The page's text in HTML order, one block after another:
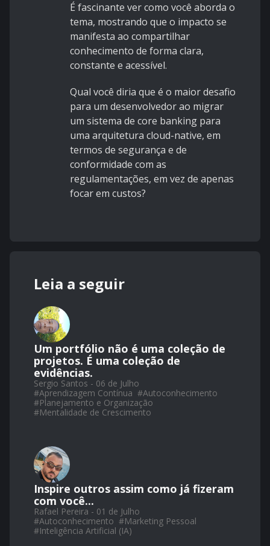
É fascinante ver como você aborda o
tema, mostrando que o impacto se
manifesta ao compartilhar
conhecimento de forma clara,
constante e acessível.
Qual você diria que é o maior desafio
para um desenvolvedor ao migrar
um sistema de core banking para
uma arquitetura cloud-native, em
termos de segurança e de
conformidade com as
regulamentações, em vez de apenas
focar em custos?
Leia a seguir
Um portfólio não é uma coleção de
projetos. É uma coleção de
evidências.
Sergio Santos - 06 de Julho
#Aprendizagem Contínua #Autoconhecimento
#Planejamento e Organização
#Mentalidade de Crescimento
Inspire outros assim como já fizeram
com você...
Rafael Pereira - 01 de Julho
#Autoconhecimento #Marketing Pessoal
#Inteligência Artificial (IA)